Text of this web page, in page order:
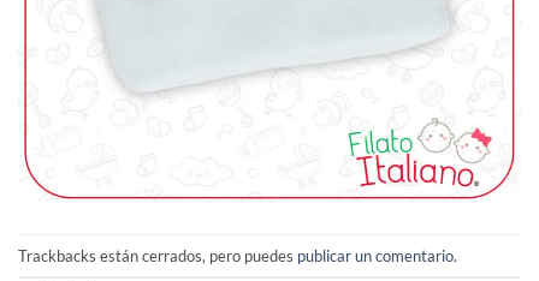
Trackbacks están cerrados, pero puedes publicar un comentario.